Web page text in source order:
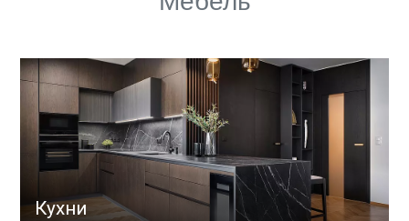
Кухни